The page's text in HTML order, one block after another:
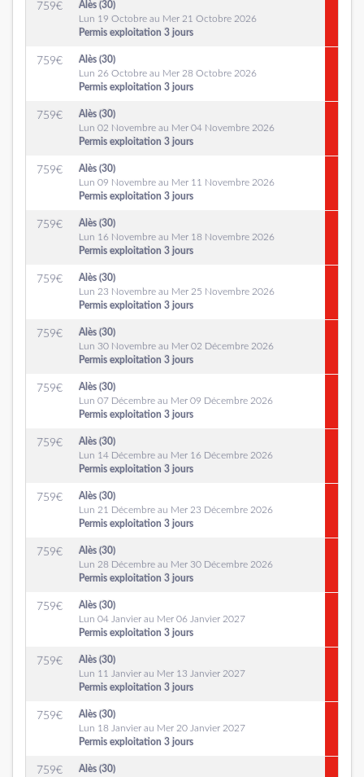
759€
Alès (30)
Lun 19 Octobre au Mer 21 Octobre 2026
Permis exploitation 3 jours
759€
Alès (30)
Lun 26 Octobre au Mer 28 Octobre 2026
Permis exploitation 3 jours
759€
Alès (30)
Lun 02 Novembre au Mer 04 Novembre 2026
Permis exploitation 3 jours
759€
Alès (30)
Lun 09 Novembre au Mer 11 Novembre 2026
Permis exploitation 3 jours
759€
Alès (30)
Lun 16 Novembre au Mer 18 Novembre 2026
Permis exploitation 3 jours
759€
Alès (30)
Lun 23 Novembre au Mer 25 Novembre 2026
Permis exploitation 3 jours
759€
Alès (30)
Lun 30 Novembre au Mer 02 Décembre 2026
Permis exploitation 3 jours
759€
Alès (30)
Lun 07 Décembre au Mer 09 Décembre 2026
Permis exploitation 3 jours
759€
Alès (30)
Lun 14 Décembre au Mer 16 Décembre 2026
Permis exploitation 3 jours
759€
Alès (30)
Lun 21 Décembre au Mer 23 Décembre 2026
Permis exploitation 3 jours
759€
Alès (30)
Lun 28 Décembre au Mer 30 Décembre 2026
Permis exploitation 3 jours
759€
Alès (30)
Lun 04 Janvier au Mer 06 Janvier 2027
Permis exploitation 3 jours
759€
Alès (30)
Lun 11 Janvier au Mer 13 Janvier 2027
Permis exploitation 3 jours
759€
Alès (30)
Lun 18 Janvier au Mer 20 Janvier 2027
Permis exploitation 3 jours
759€
Alès (30)